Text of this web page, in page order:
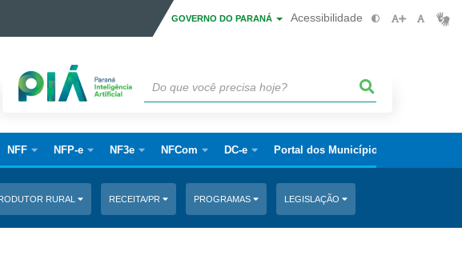
GOVERNO DO PARANÁ Acessibilidade
NFF NFP-e NF3e NFCom DC-e Portal dos Municípios
RURAL RECEITA/PR PROGRAMAS LEGISLAÇÃO